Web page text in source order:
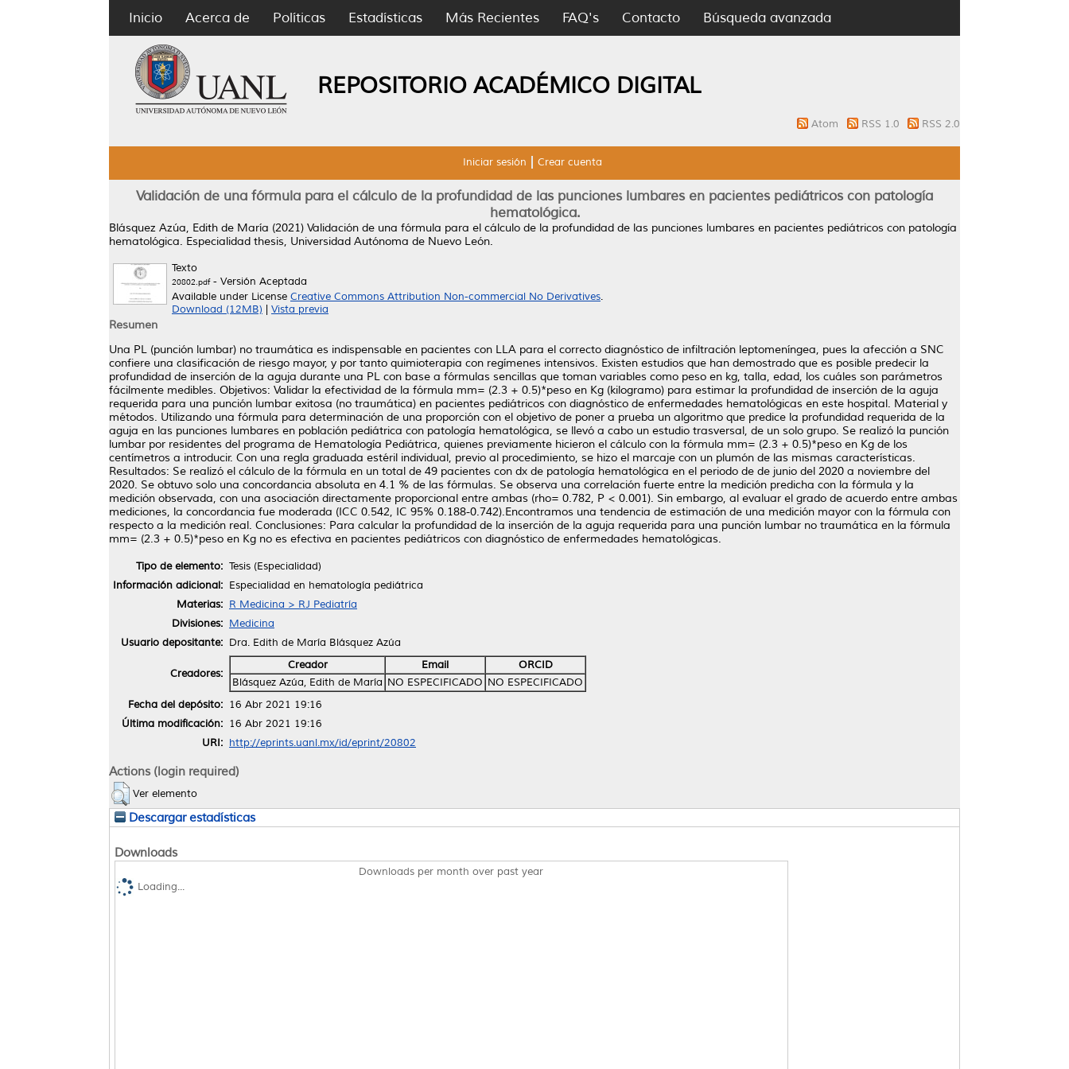
Inicio Acerca de Políticas Estadísticas Más Recientes FAQ's Contacto Búsqueda avanzada
REPOSITORIO ACADÉMICO DIGITAL
Atom RSS 1.0 RSS 2.0
Iniciar sesión Crear cuenta
Validación de una fórmula para el cálculo de la profundidad de las punciones lumbares en pacientes pediátricos con patología
hematológica.
Blásquez Azúa, Edith de María (2021) Validación de una fórmula para el cálculo de la profundidad de las punciones lumbares en pacientes pediátricos con patología
hematológica. Especialidad thesis, Universidad Autónoma de Nuevo León.
Texto
20802.pdf- Versión Aceptada
Available under License Creative Commons Attribution Non-commercial No Derivatives.
Download (12MB)
Vista previa
Resumen
Una PL (punción lumbar) no traumática es indispensable en pacientes con LLA para el correcto diagnóstico de infiltración leptomeníngea, pues la afección a SNC
confiere una clasificación de riesgo mayor, y por tanto quimioterapia con regímenes intensivos. Existen estudios que han demostrado que es posible predecir la
profundidad de inserción de la aguja durante una PL con base a fórmulas sencillas que toman variables como peso en kg, talla, edad, los cuáles son parámetros
fácilmente medibles. Objetivos: Validar la efectividad de la fórmula mm= (2.3 + 0.5)*peso en Kg (kilogramo) para estimar la profundidad de inserción de la aguja
requerida para una punción lumbar exitosa (no traumática) en pacientes pediátricos con diagnóstico de enfermedades hematológicas en este hospital. Material y
métodos. Utilizando una fórmula para determinación de una proporción con el objetivo de poner a prueba un algoritmo que predice la profundidad requerida de la
aguja en las punciones lumbares en población pediátrica con patología hematológica, se llevó a cabo un estudio trasversal, de un solo grupo. Se realizó la punción
lumbar por residentes del programa de Hematología Pediátrica, quienes previamente hicieron el cálculo con la fórmula mm= (2.3 + 0.5)*peso en Kg de los
centímetros a introducir. Con una regla graduada estéril individual, previo al procedimiento, se hizo el marcaje con un plumón de las mismas características.
Resultados: Se realizó el cálculo de la fórmula en un total de 49 pacientes con dx de patología hematológica en el periodo de de junio del 2020 a noviembre del
2020. Se obtuvo solo una concordancia absoluta en 4.1 % de las fórmulas. Se observa una correlación fuerte entre la medición predicha con la fórmula y la
medición observada, con una asociación directamente proporcional entre ambas (rho= 0.782, P < 0.001). Sin embargo, al evaluar el grado de acuerdo entre ambas
mediciones, la concordancia fue moderada (ICC 0.542, IC 95% 0.188-0.742).Encontramos una tendencia de estimación de una medición mayor con la fórmula con
respecto a la medición real. Conclusiones: Para calcular la profundidad de la inserción de la aguja requerida para una punción lumbar no traumática en la fórmula
mm= (2.3 + 0.5)*peso en Kg no es efectiva en pacientes pediátricos con diagnóstico de enfermedades hematológicas.
Tipo de elemento: Tesis (Especialidad)
Información adicional: Especialidad en hematología pediátrica
Materias: R Medicina > RJ Pediatría
Divisiones: Medicina
Usuario depositante: Dra. Edith de María Blásquez Azúa
Creadores:
Creador Email
ORCID
Blásquez Azúa, Edith de María NO ESPECIFICADO NO ESPECIFICADO
Fecha del depósito: 16 Abr 2021 19:16
Última modificación: 16 Abr 2021 19:16
URI: http://eprints.uanl.mx/id/eprint/20802
Actions (login required)
Ver elemento
Descargar estadísticas
Downloads
Downloads per month over past year
Loading...